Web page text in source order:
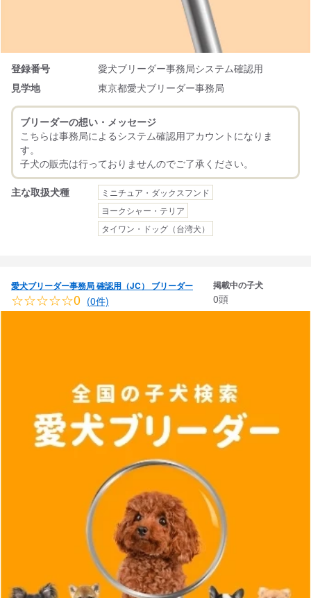
登録番号
愛犬ブリーダー事務局システム確認用
見学地
東京都愛犬ブリーダー事務局
ブリーダーの想い・メッセージ
こちらは事務局によるシステム確認用アカウントになりま
す。
主な取扱犬種
ミニチュア・ダックスフンド
ヨークシャー・テリア
タイワン・ドッグ（台湾犬）
愛犬ブリーダー事務局 確認用（JC） ブリーダー
☆☆☆☆☆0 (0件)
掲載中の子犬
0頭